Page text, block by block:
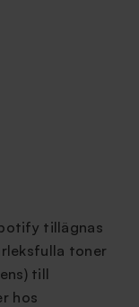
tillägnas
toner
till
hos